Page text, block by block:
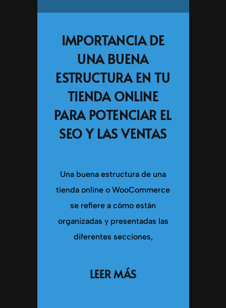
IMPORTANCIA DE
UNA BUENA
ESTRUCTURA EN TU
TIENDA ONLINE
PARA POTENCIAR EL
SEO Y LAS VENTAS
Una buena estructura de una
tienda online o WooCommerce
se refiere a cómo están
organizadas y presentadas las
diferentes secciones,
LEER MÁS